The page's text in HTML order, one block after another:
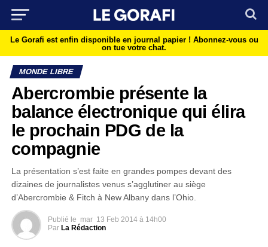
Le Gorafi est enfin disponible en journal papier ! Abonnez-vous ou
on tue votre chat.
MONDE LIBRE
Abercrombie présente la
balance électronique qui élira
le prochain PDG de la
compagnie
La présentation s’est faite en grandes pompes devant des
dizaines de journalistes venus s’agglutiner au siège
d’Abercrombie & Fitch à New Albany dans l’Ohio.
Publié le mar 13 Feb 2014 à 14h00
Par La Rédaction